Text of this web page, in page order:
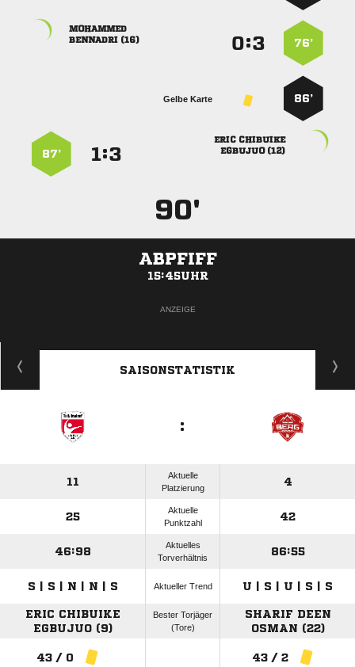
76’
:

 
86’
Gelbe Karte
 
 
:
87’
90'
ABPFIFF
15:45UHR
ANZEIGE
SAISONSTATISTIK
:
11
Aktuelle
Platzierung
4
25
Aktuelle
Punktzahl
42
46:98
Aktuelles
Torverhältnis
86:55
S | S | N | N | S Aktueller Trend U | S | U | S | S
ERIC CHIBUIKE
EGBUJUO (9)
Bester Torjäger
(Tore)
SHARIF DEEN
OSMAN (22)
43 / 0 43 / 2